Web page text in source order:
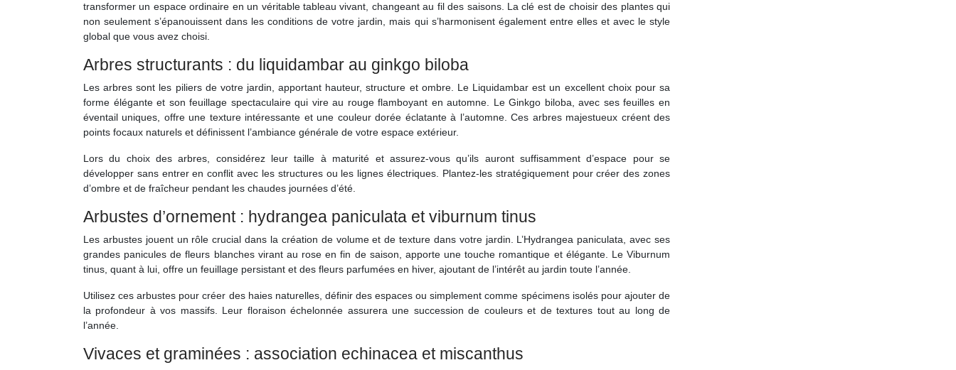
transformer un espace ordinaire en un véritable tableau vivant, changeant au fil des saisons. La clé est de choisir des plantes qui
non seulement s’épanouissent dans les conditions de votre jardin, mais qui s’harmonisent également entre elles et avec le style
global que vous avez choisi.
Arbres structurants : du liquidambar au ginkgo biloba
Les arbres sont les piliers de votre jardin, apportant hauteur, structure et ombre. Le Liquidambar est un excellent choix pour sa
forme élégante et son feuillage spectaculaire qui vire au rouge flamboyant en automne. Le Ginkgo biloba, avec ses feuilles en
éventail uniques, offre une texture intéressante et une couleur dorée éclatante à l’automne. Ces arbres majestueux créent des
points focaux naturels et définissent l’ambiance générale de votre espace extérieur.
Lors du choix des arbres, considérez leur taille à maturité et assurez-vous qu’ils auront suffisamment d’espace pour se
développer sans entrer en conflit avec les structures ou les lignes électriques. Plantez-les stratégiquement pour créer des zones
d’ombre et de fraîcheur pendant les chaudes journées d’été.
Arbustes d’ornement : hydrangea paniculata et viburnum tinus
Les arbustes jouent un rôle crucial dans la création de volume et de texture dans votre jardin. L’Hydrangea paniculata, avec ses
grandes panicules de fleurs blanches virant au rose en fin de saison, apporte une touche romantique et élégante. Le Viburnum
tinus, quant à lui, offre un feuillage persistant et des fleurs parfumées en hiver, ajoutant de l’intérêt au jardin toute l’année.
Utilisez ces arbustes pour créer des haies naturelles, définir des espaces ou simplement comme spécimens isolés pour ajouter de
la profondeur à vos massifs. Leur floraison échelonnée assurera une succession de couleurs et de textures tout au long de
l’année.
Vivaces et graminées : association echinacea et miscanthus